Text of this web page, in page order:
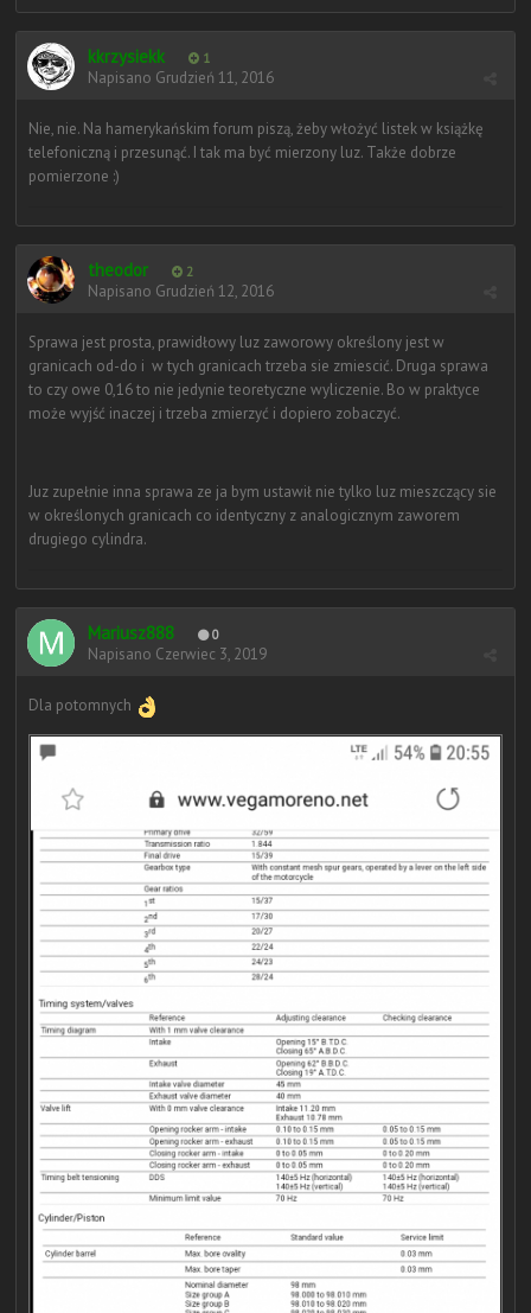
kkrzysiekk 1
Napisano Grudzień 11, 2016
Nie, nie. Na hamerykańskim forum piszą, żeby włożyć listek w książkę
telefoniczną i przesunąć. I tak ma być mierzony luz. Także dobrze
pomierzone :)
theodor 2
Napisano Grudzień 12, 2016
Sprawa jest prosta, prawidłowy luz zaworowy określony jest w
granicach od-do i w tych granicach trzeba sie zmiescić. Druga sprawa
to czy owe 0,16 to nie jedynie teoretyczne wyliczenie. Bo w praktyce
może wyjść inaczej i trzeba zmierzyć i dopiero zobaczyć.
Juz zupełnie inna sprawa ze ja bym ustawił nie tylko luz mieszczący sie
w określonych granicach co identyczny z analogicznym zaworem
drugiego cylindra.
Mariusz888 0
Napisano Czerwiec 3, 2019
Dla potomnych